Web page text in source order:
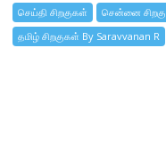
செய்தி சிறகுகள் சென்னை
தமிழ் சிறகுகள் By Saravvanan R